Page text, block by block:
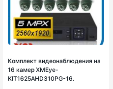
Комплект видеонаблюдения на
16 камер XMEye-
KIT1625AHD310PG-16.